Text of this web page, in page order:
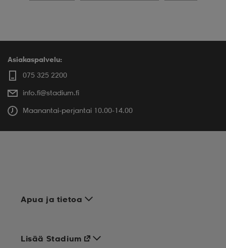
Asiakaspalvelu:
075 325 2200
info.fi@stadium.fi
Maanantai-perjantai 10.00-14.00
Apua ja tietoa
Lisää Stadium